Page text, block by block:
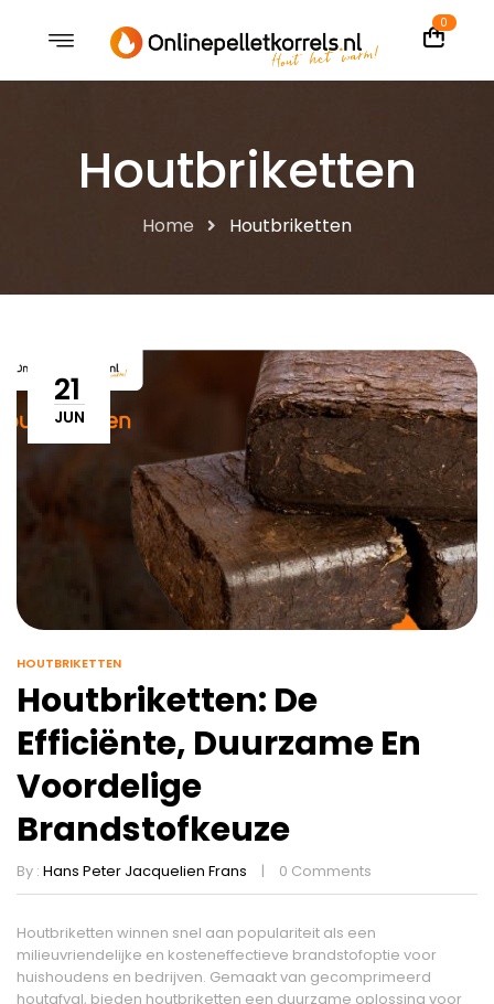
0
Houtbriketten
Home Houtbriketten
21
JUN
HOUTBRIKETTEN
Houtbriketten: De
Efficiënte, Duurzame En
Voordelige
Brandstofkeuze
By : Hans Peter Jacquelien Frans 0 Comments
Houtbriketten winnen snel aan populariteit als een
milieuvriendelijke en kosteneffectieve brandstofoptie voor
huishoudens en bedrijven. Gemaakt van gecomprimeerd
houtafval, bieden houtbriketten een duurzame oplossing voor